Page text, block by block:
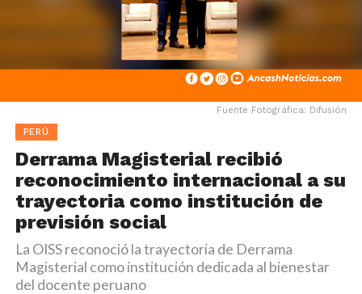
Fuente Fotográfica: Difusión
PERÚ
Derrama Magisterial recibió
reconocimiento internacional a su
trayectoria como institución de
previsión social
La OISS reconoció la trayectoria de Derrama
Magisterial como institución dedicada al bienestar
del docente peruano